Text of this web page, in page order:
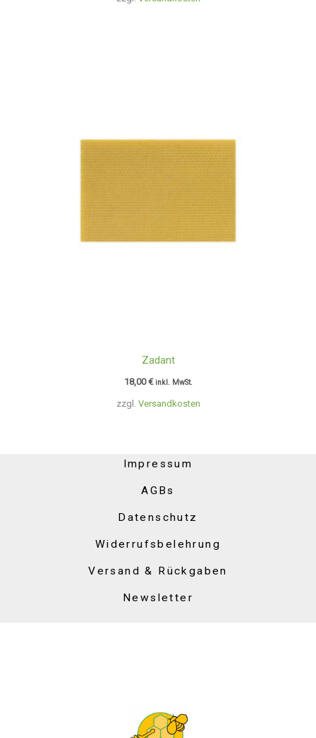
zzgl. Versandkosten
Zadant
18,00€ inkl. MwSt.
Impressum
AGBs
Datenschutz
Widerrufsbelehrung
Versand & Rückgaben
Newsletter